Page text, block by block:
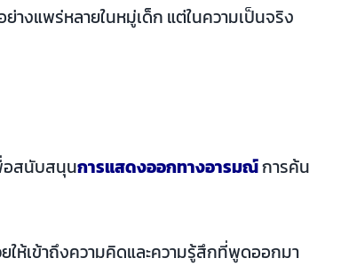
งแพร่หลายในหมู่เด็ก แต่ในความเป็นจริง
อสนับสนุนการแสดงออกทางอารมณ์การค้น
ห้เข้าถึงความคิดและความรู้สึกที่พูดออกมา